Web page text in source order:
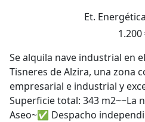
Et. Energética
1.200
Se alquila nave industrial en
Tisneres de Alzira, una zona
empresarial e industrial y
Superficie total: 343 m2~~La
Aseo~✅ Despacho